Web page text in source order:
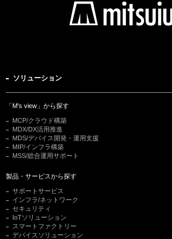
ソリューション
「M's view」から探す
MCP/クラウド構築
MDX/DX活用推進
MDS/デバイス開発・運用支援
MIP/インフラ構築
MSS/総合運用サポート
製品・サービスから探す
サポートサービス
インフラ/ネットワーク
セキュリティ
IoTソリューション
スマートファクトリー
デバイスソリューション